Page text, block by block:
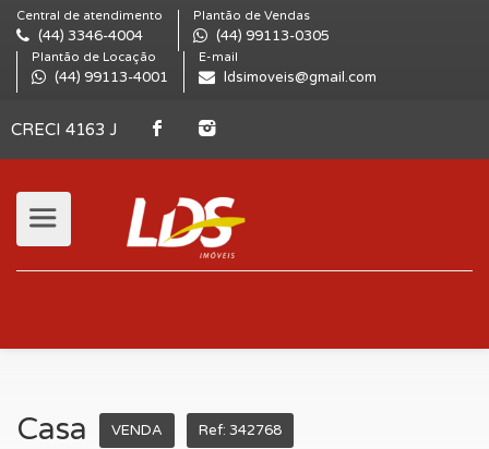
Central de atendimento
(44) 3346-4004
Plantão de Vendas
(44) 99113-0305
Plantão de Locação
(44) 99113-4001
E-mail
ldsimoveis@gmail.com
CRECI 4163 J
Casa VENDA Ref: 342768